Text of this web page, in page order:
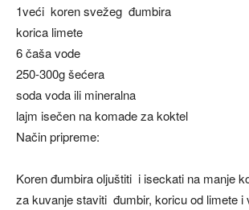
1veći koren svežeg đumbira
korica limete
6 čaša vode
250-300g šećera
soda voda ili mineralna
lajm isečen na komade za koktel
Način pripreme:
Koren đumbira oljuštiti i iseckati na manje
za kuvanje staviti đumbir, koricu od limete i